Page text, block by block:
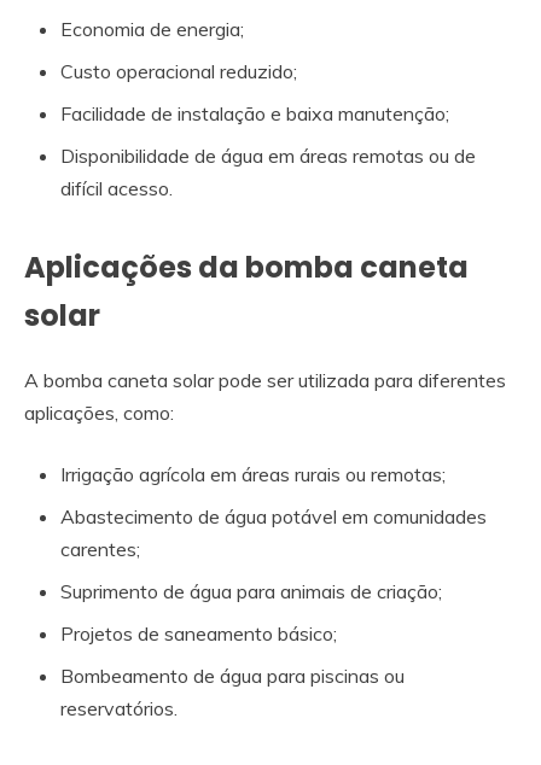
Economia de energia;
Custo operacional reduzido;
Facilidade de instalação e baixa manutenção;
Disponibilidade de água em áreas remotas ou de
difícil acesso.
Aplicações da bomba caneta
solar
A bomba caneta solar pode ser utilizada para diferentes
aplicações, como:
Irrigação agrícola em áreas rurais ou remotas;
Abastecimento de água potável em comunidades
carentes;
Suprimento de água para animais de criação;
Projetos de saneamento básico;
Bombeamento de água para piscinas ou
reservatórios.